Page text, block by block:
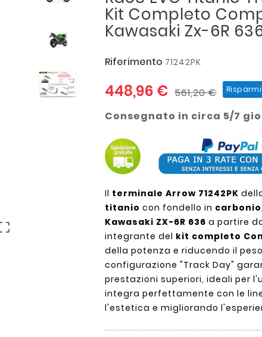
Kit Completo
Kawasaki Zx-6R
Riferimento 71242PK
448,96 € 561,20 €
Consegnato in circa 5/7
Il terminale Arrow 71242PK
titanio con fondello in carbonio
Kawasaki ZX-6R 636 a partire
integrante del kit completo
della potenza e riducendo il
configurazione "Track Day"
prestazioni superiori, ideali per
integra perfettamente con le
l'estetica e migliorando